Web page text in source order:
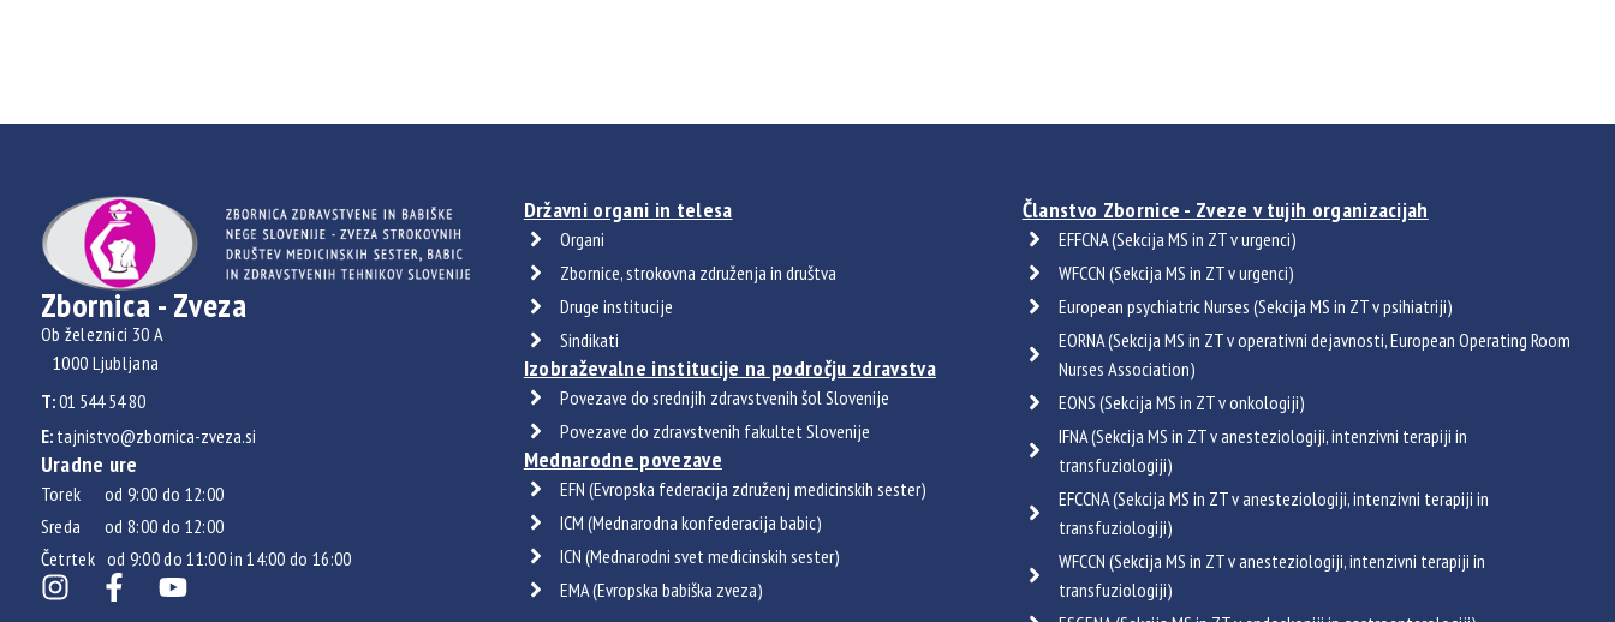
Zbornica - Zveza
Ob železnici 30 A
1000 Ljubljana
T:01 544 54 80
E:tajnistvo@zbornica-zveza.si
Uradne ure
Torek od 9:00 do 12:00
Sreda od 8:00 do 12:00
Četrtek od 9:00 do 11:00 in 14:00 do 16:00
Državni organi in telesa
Organi
Zbornice, strokovna združenja in društva
Druge institucije
Sindikati
Izobraževalne institucije na področju zdravstva
Povezave do srednjih zdravstvenih šol Slovenije
Povezave do zdravstvenih fakultet Slovenije
Mednarodne povezave
EFN (Evropska federacija združenj medicinskih sester)
ICM (Mednarodna konfederacija babic)
ICN (Mednarodni svet medicinskih sester)
EMA (Evropska babiška zveza)
Članstvo Zbornice - Zveze v tujih organizacijah
EFFCNA (Sekcija MS in ZT v urgenci)
WFCCN (Sekcija MS in ZT v urgenci)
European psychiatric Nurses (Sekcija MS in ZT v psihiatriji)
EORNA (Sekcija MS in ZT v operativni dejavnosti, European Operating Room
Nurses Association)
EONS (Sekcija MS in ZT v onkologiji)
IFNA (Sekcija MS in ZT v anesteziologiji, intenzivni terapiji in
transfuziologiji)
EFCCNA (Sekcija MS in ZT v anesteziologiji, intenzivni terapiji in
transfuziologiji)
WFCCN (Sekcija MS in ZT v anesteziologiji, intenzivni terapiji in
transfuziologiji)